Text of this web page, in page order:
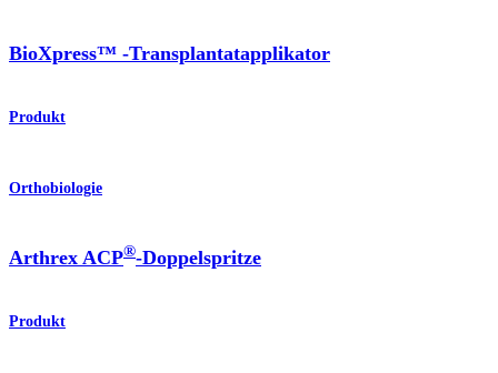
BioXpress™ -Transplantatapplikator
Produkt
Orthobiologie
Arthrex ACP®-Doppelspritze
Produkt